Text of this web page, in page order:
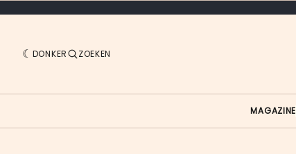
DONKER ZOEKEN
MAGAZINE